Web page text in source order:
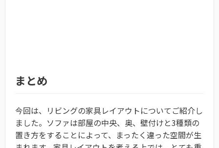
まとめ
今回は、リビングの家具レイアウトについてご紹介し
ました。ソファは部屋の中央、奥、壁付けと3種類の
置き方をすることによって、まったく違った空間が生